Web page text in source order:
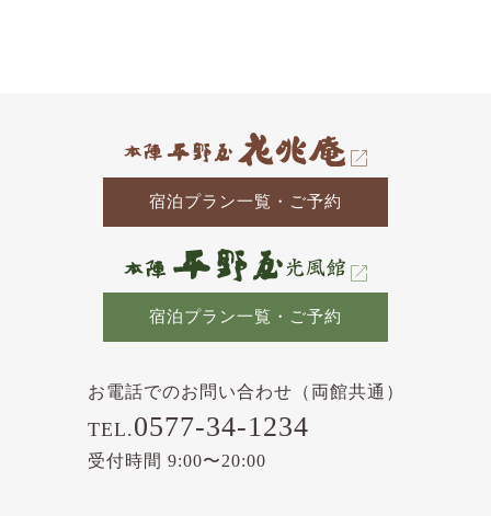
宿泊プラン一覧・ご予約
宿泊プラン一覧・ご予約
お電話でのお問い合わせ（両館共通）
TEL.0577-34-1234
受付時間 9:00〜20:00